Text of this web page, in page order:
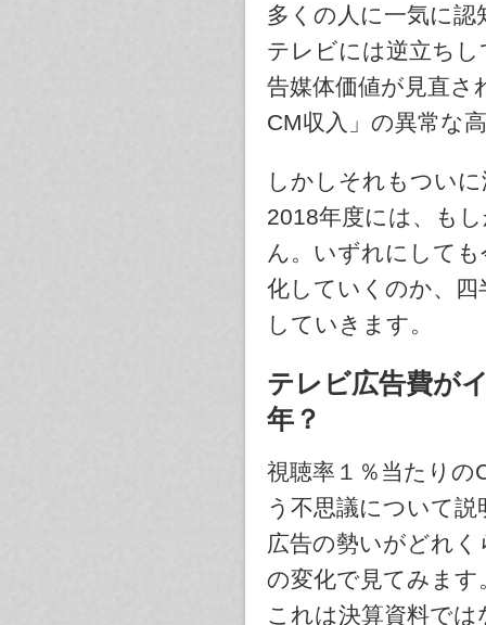
多くの人に一気に
テレビには逆立ち
告媒体価値が見直さ
CM収入」の異常な
しかしそれもつい
2018年度には、も
ん。いずれにして
化していくのか、
していきます。
テレビ広告費が
年？
視聴率１％当たりの
う不思議について
広告の勢いがどれ
の変化で見てみます
これは決算資料で